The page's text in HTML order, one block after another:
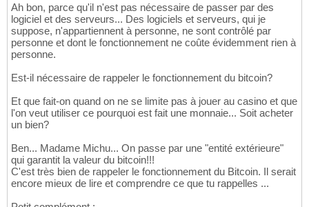
Ah bon, parce qu'il n'est pas nécessaire de passer par des
logiciel et des serveurs... Des logiciels et serveurs, qui je
suppose, n'appartiennent à personne, ne sont contrôlé par
personne et dont le fonctionnement ne coûte évidemment rien à
personne.
Est-il nécessaire de rappeler le fonctionnement du bitcoin?
Et que fait-on quand on ne se limite pas à jouer au casino et que
l'on veut utiliser ce pourquoi est fait une monnaie... Soit acheter
un bien?
Ben... Madame Michu... On passe par une "entité extérieure"
qui garantit la valeur du bitcoin!!!
C'est très bien de rappeler le fonctionnement du Bitcoin. Il serait
encore mieux de lire et comprendre ce que tu rappelles ...